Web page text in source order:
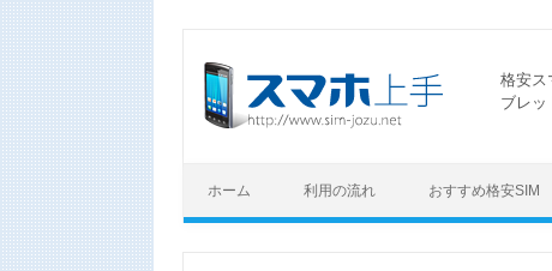
格安ス
ブレッ
ホーム 利用の流れ おすすめ格安SIM